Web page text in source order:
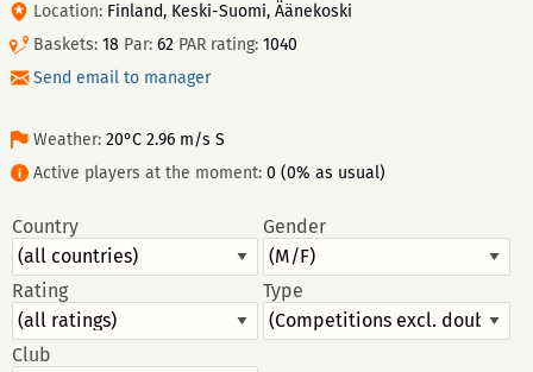
Location: Finland, Keski-Suomi, Äänekoski
Baskets: 18 Par: 62 PAR rating: 1040
Send email to manager
Weather: 20°C 2.96 m/s S
Active players at the moment: 0 (0% as usual)
Country Gender
Rating Type
Club